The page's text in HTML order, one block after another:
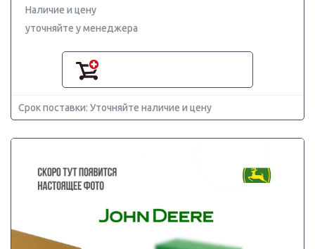
Наличие и цену
уточняйте у менеджера
Срок поставки: Уточняйте наличие и цену